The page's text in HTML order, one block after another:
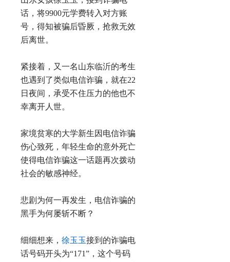
话，将9900元学费转入对方账
号，得知被骗后昏厥，抢救无效
后离世。
紧接着，又一名山东临沂的考生
也遇到了类似电信诈骗，就在22
日夜间，承受不住压力的他也不
幸离开人世。
家境贫寒的大学新生因电信诈骗
伤心致死，年轻生命的意外死亡
使得电信诈骗这一话题再次拨动
社会的敏感神经。
悲剧为何一再发生，电信诈骗的
黑手为何屡斩不断？
细细想来， 徐玉玉接到的诈骗电
话号码开头为“171”，这个号码